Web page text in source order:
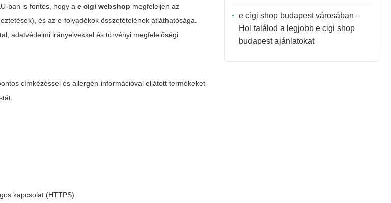
ban is fontos, hogy ae cigi webshop megfeleljen az
és az e-folyadékok összetételének átláthatósága.
adatvédelmi irányelvekkel és törvényi megfelelőségi
címkézéssel és allergén-információval ellátott termékeket
kapcsolat (HTTPS).
e cigi shop budapest városában –
Hol találod a legjobb e cigi shop
budapest ajánlatokat